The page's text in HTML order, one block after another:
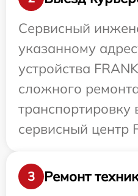
Сервисный
указанному
устройства
сложного
транспортировку
сервисный центр
3
Ремонт